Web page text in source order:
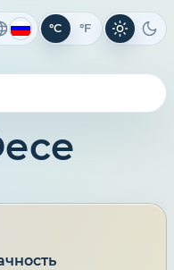
°C °F Светлая